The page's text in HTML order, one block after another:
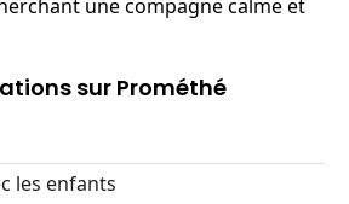
une compagne calme et
sur Prométhé
les enfants